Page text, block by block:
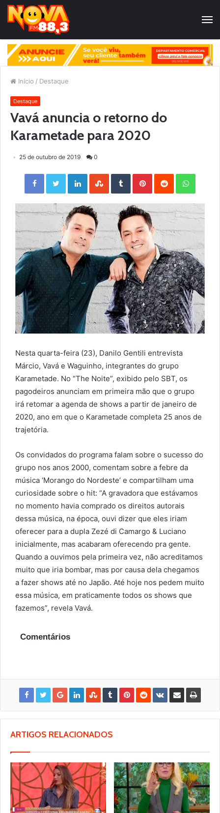
Início / Destaque
Destaque
Vavá anuncia o retorno do
Karametade para 2020
25 de outubro de 2019 0
Facebook Twitter LinkedIn StumbleUpon Tumblr Pinterest Reddit
Nesta quarta-feira (23), Danilo Gentili entrevista
Márcio, Vavá e Waguinho, integrantes do grupo
Karametade. No “The Noite”, exibido pelo SBT, os
pagodeiros anunciam em primeira mão que o grupo
irá retomar a agenda de shows a partir de janeiro de
2020, ano em que o Karametade completa 25 anos de
trajetória.
Os convidados do programa falam sobre o sucesso do
grupo nos anos 2000, comentam sobre a febre da
música ‘Morango do Nordeste’ e compartilham uma
curiosidade sobre o hit: “A gravadora que estávamos
no momento havia comprado os direitos autorais
dessa música, na época, ouvi dizer que eles iriam
oferecer para a dupla Zezé di Camargo & Luciano
inicialmente, mas acabaram oferecendo pra gente.
Quando a ouvimos pela primeira vez, não acreditamos
muito que iria bombar, mas por causa dela chegamos
a fazer shows até no Japão. Até hoje nos pedem muito
essa música, em praticamente todos os shows que
fazemos”, revela Vavá.
Comentários
ARTIGOS RELACIONADOS